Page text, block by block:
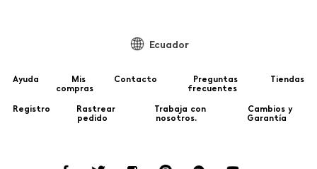
Ecuador
Ayuda
Mis
compras
Contacto
Preguntas
frecuentes
Tiendas
Registro
Rastrear
pedido
Trabaja con
nosotros.
Cambios y
Garantía